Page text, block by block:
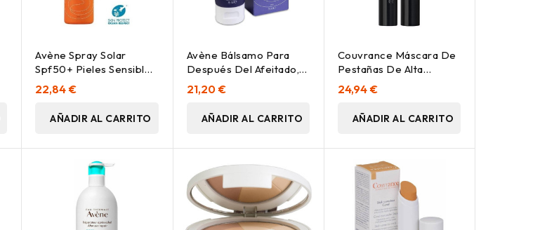
Avène Spray Solar
Spf50+ Pieles Sensibles
200Ml
22,84 €
AÑADIR AL CARRITO
Avène Bálsamo Para
Después Del Afeitado,
75 Ml
21,20 €
AÑADIR AL CARRITO
Couvrance Máscara De
Pestañas De Alta
Definición Black 7 Ml
24,94 €
AÑADIR AL CARRITO